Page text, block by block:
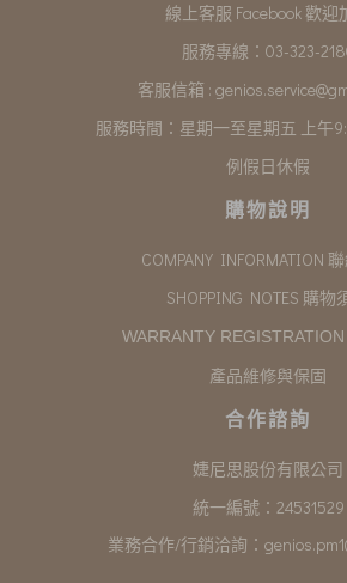
線上客服 Facebook 歡迎
服務專線：03-323-
客服信箱 :
服務時間：星期一至星期五 上午
例假日休假
購物說明
COMPANY INFORMATION
SHOPPING NOTES 購物
WARRANTY REGISTRATION
產品維修與保固
合作諮詢
婕尼思股份有限公司
統一編號：24531529
業務合作/行銷洽詢：